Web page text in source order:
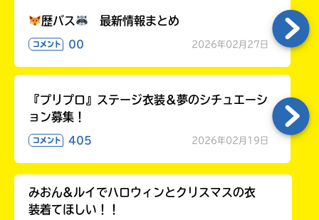
歴バス 最新情報まとめ
コメント 00 2026年02月27日
『プリプロ』ステージ衣装＆夢のシチュエーシ
ョン募集！
コメント 405 2026年02月19日
みおん&ルイでハロウィンとクリスマスの衣
装着てほしい！！